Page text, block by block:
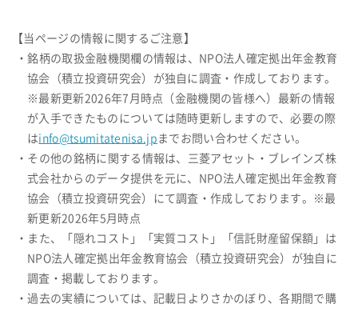
【当ページの情報に関するご注意】
・銘柄の取扱金融機関欄の情報は、NPO法人確定拠出年金教育
協会（積立投資研究会）が独自に調査・作成しております。
※最新更新2026年7月時点（金融機関の皆様へ）最新の情報
が入手できたものについては随時更新しますので、必要の際
はinfo@tsumitatenisa.jp までお問い合わせください。
・その他の銘柄に関する情報は、三菱アセット・ブレインズ株
式会社からのデータ提供を元に、NPO法人確定拠出年金教育
協会（積立投資研究会）にて調査・作成しております。※最
新更新2026年5月時点
・また、「隠れコスト」「実質コスト」「信託財産留保額」は
NPO法人確定拠出年金教育協会（積立投資研究会）が独自に
調査・掲載しております。
・過去の実績については、記載日よりさかのぼり、各期間で購